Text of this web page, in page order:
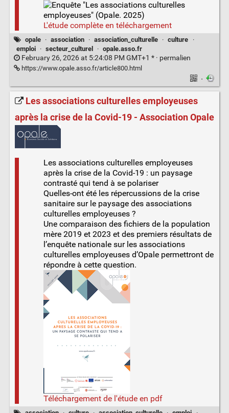
L'étude complète en téléchargement
opale · association · association_culturelle · culture
·
emploi
· secteur_culturel · opale.asso.fr
February 26, 2026 at 5:24:08 PM GMT+1 * · permalien
https://www.opale.asso.fr/article800.html
·
Les associations culturelles employeuses
après la crise de la Covid-19 - Association Opale
Les associations culturelles employeuses
après la crise de la Covid-19 : un paysage
contrasté qui tend à se polariser
Quelles-ont été les répercussions de la crise
sanitaire sur le paysage des associations
culturelles employeuses ?
Une comparaison des fichiers de la population
mère 2019 et 2023 et des premiers résultats de
l’enquête nationale sur les associations
culturelles employeuses d’Opale permettront de
répondre à cette question.
Téléchargement de l'étude en pdf